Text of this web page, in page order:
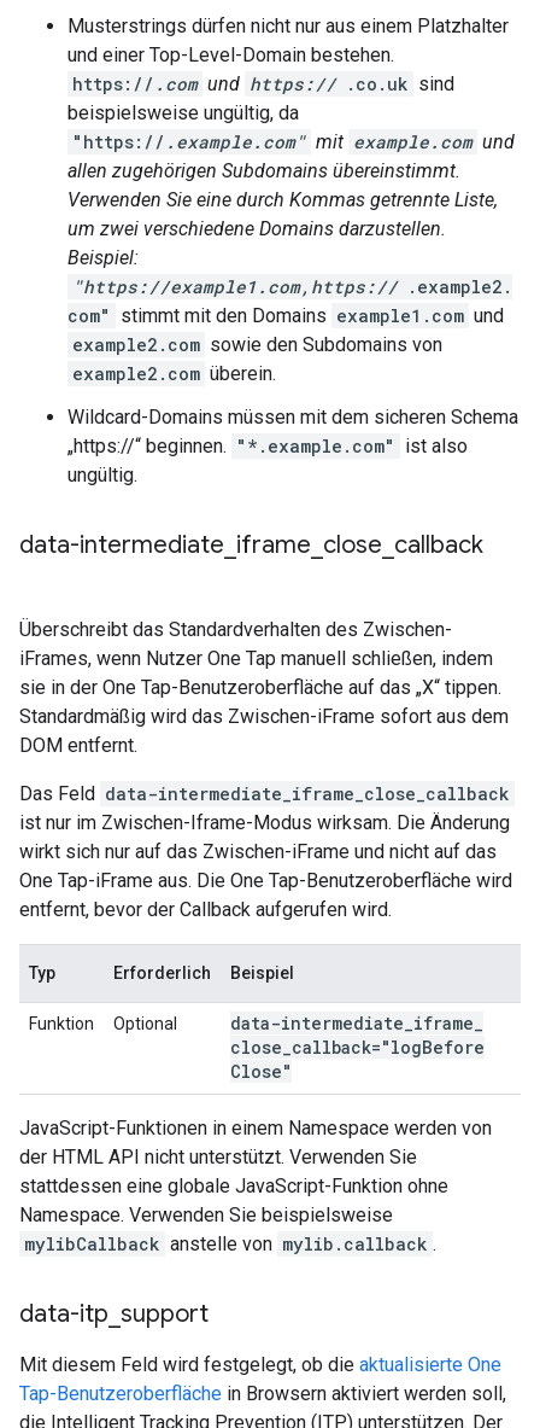
Musterstrings dürfen nicht nur aus einem Platzhalter
und einer Top-Level-Domain bestehen.
https:// .com und https:// .co.uk sind
beispielsweise ungültig, da
"https:// .example.com" mit example.com und
allen zugehörigen Subdomains übereinstimmt.
Verwenden Sie eine durch Kommas getrennte Liste,
um zwei verschiedene Domains darzustellen.
Beispiel:
"https://example1.com,https:// .example2.
com"
stimmt mit den Domains example1.com und
example2.com sowie den Subdomains von
example2.com überein.
Wildcard-Domains müssen mit dem sicheren Schema
„https://“ beginnen. "*.example.com"
ist also
ungültig.
data-intermediate iframe close callback
Überschreibt das Standardverhalten des Zwischen-
iFrames, wenn Nutzer One Tap manuell schließen, indem
sie in der One Tap-Benutzeroberfläche auf das „X“ tippen.
Standardmäßig wird das Zwischen-iFrame sofort aus dem
DOM entfernt.
Das Feld data-intermediate_iframe_close_callback
ist nur im Zwischen-Iframe-Modus wirksam. Die Änderung
wirkt sich nur auf das Zwischen-iFrame und nicht auf das
One Tap-iFrame aus. Die One Tap-Benutzeroberfläche wird
entfernt, bevor der Callback aufgerufen wird.
Typ Erforderlich Beispiel
Funktion Optional data-intermediate iframe
close callback="logBefore
Close"
JavaScript-Funktionen in einem Namespace werden von
der HTML API nicht unterstützt. Verwenden Sie
stattdessen eine globale JavaScript-Funktion ohne
Namespace. Verwenden Sie beispielsweise
mylibCallback anstelle von mylib.callback .
data-itp support
Mit diesem Feld wird festgelegt, ob die aktualisierte One
Tap-Benutzeroberfläche in Browsern aktiviert werden soll,
die Intelligent Tracking Prevention (ITP) unterstützen. Der